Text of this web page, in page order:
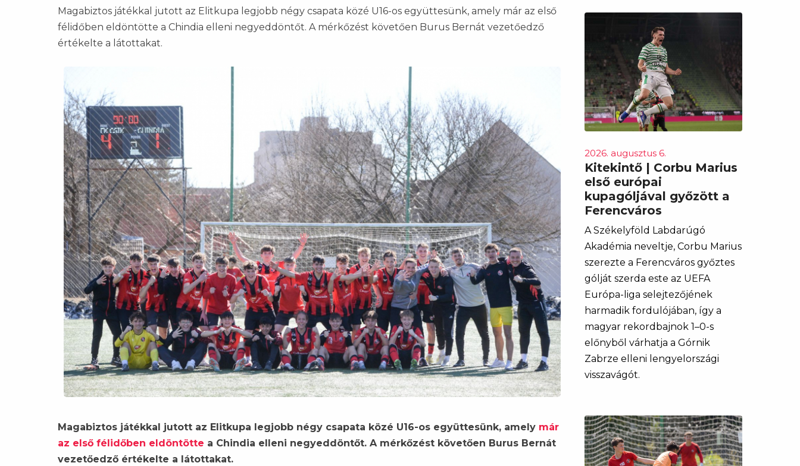
Magabiztos játékkal jutott az Elitkupa legjobb négy csapata közé U16-os együttesünk, amely már az első
félidőben eldöntötte a Chindia elleni negyeddöntőt. A mérkőzést követően Burus Bernát vezetőedző
értékelte a látottakat.
Magabiztos játékkal jutott az Elitkupa legjobb négy csapata közé U16-os együttesünk, amely már
az első félidőben eldöntötte a Chindia elleni negyeddöntőt. A mérkőzést követően Burus Bernát
vezetőedző értékelte a látottakat.
2026. augusztus 6.
Kitekintő | Corbu Marius
első európai
kupagóljával győzött a
Ferencváros
A Székelyföld Labdarúgó
Akadémia neveltje, Corbu Marius
szerezte a Ferencváros győztes
gólját szerda este az UEFA
Európa-liga selejtezőjének
harmadik fordulójában, így a
magyar rekordbajnok 1–0-s
előnyből várhatja a Górnik
Zabrze elleni lengyelországi
visszavágót.